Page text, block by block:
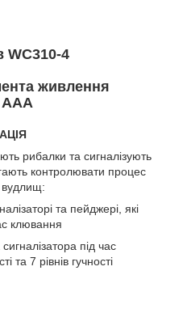
WC310-4
живлення
AAА
рибалки та сигналізують
контролювати процес
вудлищ:
та пейджері, які
клювання
під час
та 7 рівнів гучності